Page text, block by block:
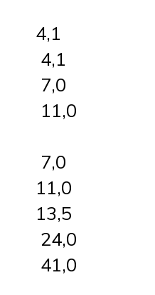
4,1
4,1
7,0
11,0
7,0
11,0
13,5
24,0
41,0